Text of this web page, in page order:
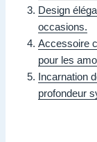
Design
occasions.
Accessoire
pour les
Incarnation
profondeur